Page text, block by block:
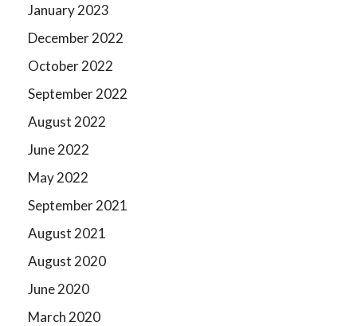
January 2023
December 2022
October 2022
September 2022
August 2022
June 2022
May 2022
September 2021
August 2021
August 2020
June 2020
March 2020